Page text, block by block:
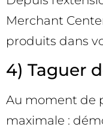
Merchant
produits dans
4) Taguer
Au moment de
maximale :